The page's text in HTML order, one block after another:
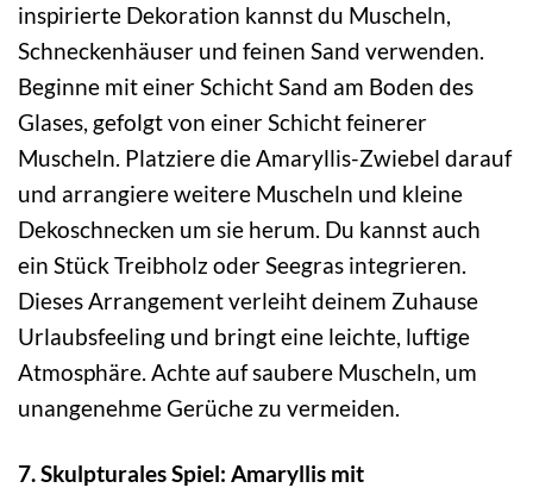
inspirierte Dekoration kannst du Muscheln,
Schneckenhäuser und feinen Sand verwenden.
Beginne mit einer Schicht Sand am Boden des
Glases, gefolgt von einer Schicht feinerer
Muscheln. Platziere die Amaryllis-Zwiebel darauf
und arrangiere weitere Muscheln und kleine
Dekoschnecken um sie herum. Du kannst auch
ein Stück Treibholz oder Seegras integrieren.
Dieses Arrangement verleiht deinem Zuhause
Urlaubsfeeling und bringt eine leichte, luftige
Atmosphäre. Achte auf saubere Muscheln, um
unangenehme Gerüche zu vermeiden.
7. Skulpturales Spiel: Amaryllis mit